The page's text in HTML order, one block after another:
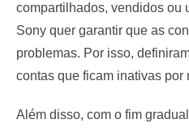
compartilhados, vendidos ou
Sony quer garantir que as
problemas. Por isso,
contas que ficam inativas por
Além disso, com o fim